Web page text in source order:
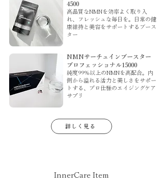
4500
高品質なNMNを効率よく取り入
れ、フレッシュな毎日を。日常の健
康維持と美容をサポートするブース
ター
NMNサーチュインブースター
プロフェッショナル15000
純度99%以上のNMNを高配合。内
側から溢れる活力と美しさをサポー
トする、プロ仕様のエイジングケア
サプリ
詳しく見る
InnerCare Item